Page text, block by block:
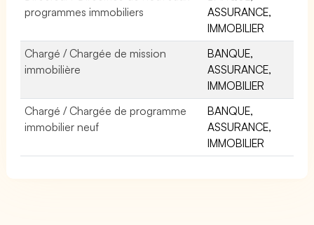
programmes immobiliers
ASSURANCE,
IMMOBILIER
Chargé / Chargée de mission
immobilière
BANQUE,
ASSURANCE,
IMMOBILIER
Chargé / Chargée de programme
immobilier neuf
BANQUE,
ASSURANCE,
IMMOBILIER